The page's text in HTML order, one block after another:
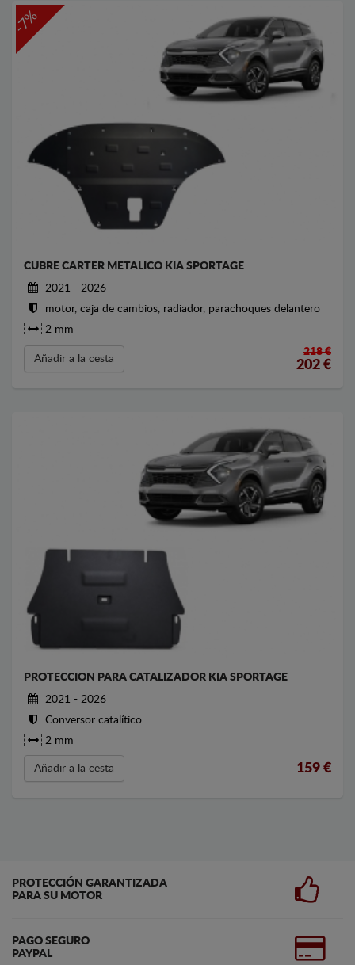
-7%
CUBRE CARTER METALICO KIA SPORTAGE
2021 - 2026
motor, caja de cambios, radiador, parachoques delantero
2 mm
Añadir a la cesta
218 €
202 €
PROTECCION PARA CATALIZADOR KIA SPORTAGE
2021 - 2026
Conversor catalítico
2 mm
Añadir a la cesta 159 €
PROTECCIÓN GARANTIZADA
PARA SU MOTOR
PAGO SEGURO
PAYPAL